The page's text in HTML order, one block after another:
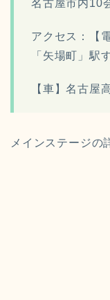
名古屋市内10
アクセス：【
「矢場町」駅
【車】名古屋
メインステージの